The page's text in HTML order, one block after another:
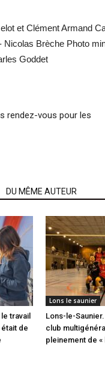
et Clément Armand
Nicolas Brèche Photo
Goddet
rendez-vous pour les
DU MÊME AUTEUR
travail
de
Lons le saunier
Lons-le-Saunier.
club
pleinement de «